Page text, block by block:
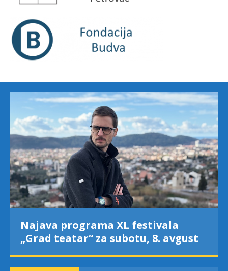
Najava programa XL festivala
„Grad teatar“ za subotu, 8. avgust